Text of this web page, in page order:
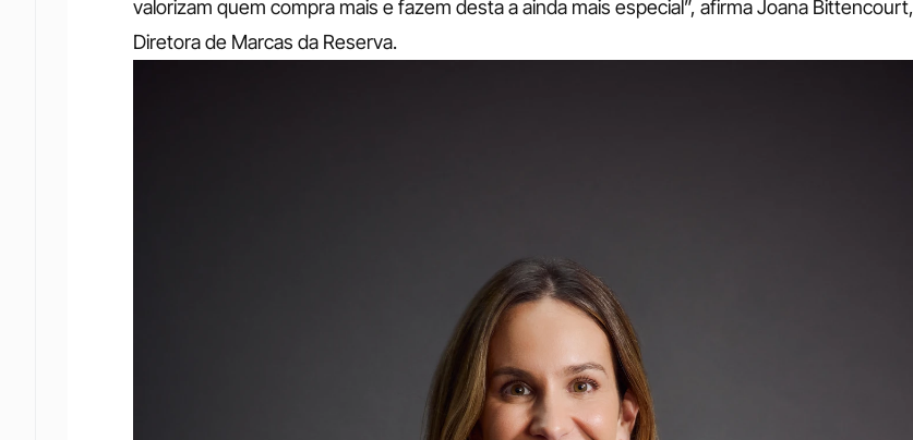
valorizam quem compra mais e fazem desta a ainda mais especial”, afirma Joana Bittencourt,
Diretora de Marcas da Reserva.